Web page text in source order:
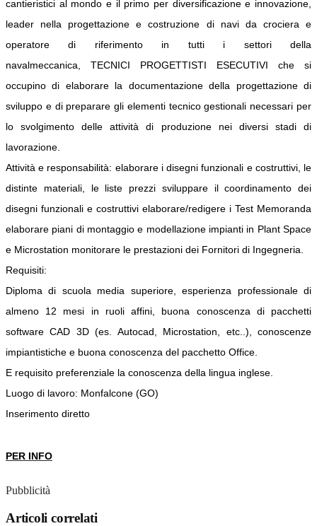
cantieristici al mondo e il primo per diversificazione e innovazione,
leader nella progettazione e costruzione di navi da crociera e
operatore di riferimento in tutti i settori della
navalmeccanica,
TECNICI PROGETTISTI ESECUTIVI che si
occupino di elaborare la documentazione della progettazione di
sviluppo e di preparare gli elementi tecnico gestionali necessari per
lo svolgimento delle attività di produzione nei diversi stadi di
lavorazione.
Attività e responsabilità: elaborare i disegni funzionali e costruttivi, le
distinte materiali, le liste prezzi sviluppare il coordinamento dei
disegni funzionali e costruttivi elaborare/redigere i Test Memoranda
elaborare piani di montaggio e modellazione impianti in Plant Space
e Microstation monitorare le prestazioni dei Fornitori di Ingegneria.
Requisiti:
Diploma di scuola media superiore, esperienza professionale di
almeno 12 mesi in ruoli affini, buona conoscenza di pacchetti
software CAD 3D (es. Autocad, Microstation, etc..), conoscenze
impiantistiche e buona conoscenza del pacchetto Office.
E requisito preferenziale la conoscenza della lingua inglese.
Luogo di lavoro: Monfalcone (GO)
Inserimento diretto
PER INFO
Pubblicità
Articoli correlati